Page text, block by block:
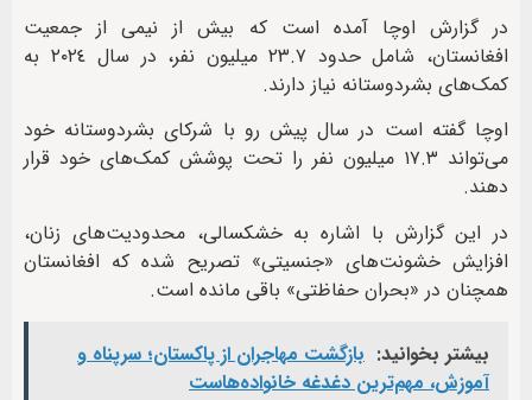
در گزارش اوچا آمده است که بیش از نیمی از جمعیت
افغانستان، شامل حدود ٢٣.٧ میلیون نفر، در سال ٢٠٢٤ به
کمک‌های بشردوستانه نیاز دارند.
اوچا گفته است در سال پیش رو با شرکای بشردوستانه خود
می‌تواند ١٧.٣ میلیون نفر را تحت پوشش کمک‌های خود قرار
دهند.
در این گزارش با اشاره به خشکسالی، محدودیت‌های زنان،
افزایش خشونت‌های «جنسیتی» تصریح شده که افغانستان
همچنان در «بحران حفاظتی» باقی مانده است.
بیشتر بخوانید: بازگشت مهاجران از پاکستان؛ سرپناه و
آموزش، مهم‌ترین دغدغه خانواده‌هاست